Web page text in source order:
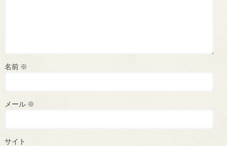
名前 ※
メール ※
サイト